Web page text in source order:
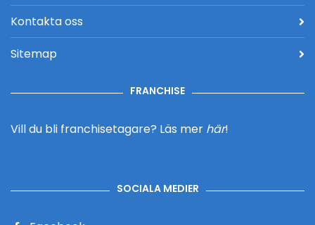
Kontakta oss
Sitemap
FRANCHISE
Vill du bli franchisetagare? Läs mer här!
SOCIALA MEDIER